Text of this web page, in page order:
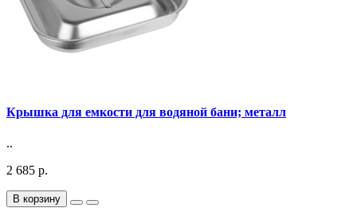
Крышка для емкости для водяной бани; металл
..
2 685 р.
В корзину